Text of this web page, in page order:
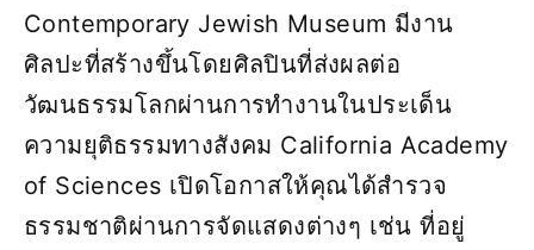
Contemporary Jewish Museum มีงาน
ศิลปะที่สร้างขึ้นโดยศิลปินที่ส่งผลต่อ
วัฒนธรรมโลกผ่านการทำงานในประเด็น
ความยุติธรรมทางสังคม California Academy
of Sciences เปิดโอกาสให้คุณได้สำรวจ
ธรรมชาติผ่านการจัดแสดงต่างๆ เช่น ที่อยู่